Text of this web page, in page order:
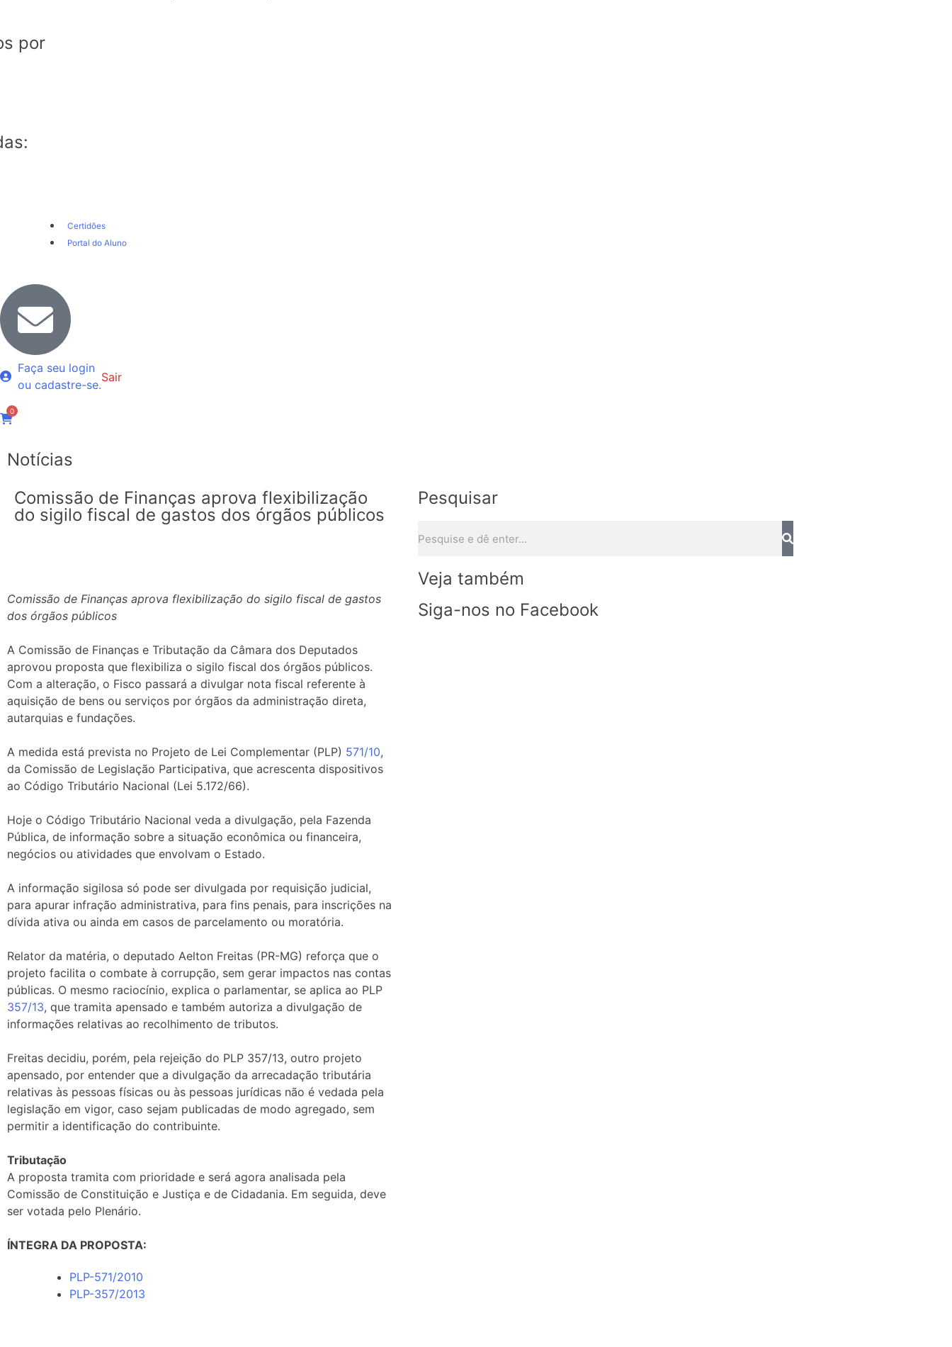
por
Certidões
Portal do Aluno
Faça seu login
ou cadastre-se.
Sair
0
Notícias
Comissão de Finanças aprova flexibilização
do sigilo fiscal de gastos dos órgãos públicos
Comissão de Finanças aprova flexibilização do sigilo fiscal de gastos
dos órgãos públicos
A Comissão de Finanças e Tributação da Câmara dos Deputados
aprovou proposta que flexibiliza o sigilo fiscal dos órgãos públicos.
Com a alteração, o Fisco passará a divulgar nota fiscal referente à
aquisição de bens ou serviços por órgãos da administração direta,
autarquias e fundações.
A medida está prevista no Projeto de Lei Complementar (PLP) 571/10,
da Comissão de Legislação Participativa, que acrescenta dispositivos
ao Código Tributário Nacional (Lei 5.172/66).
Hoje o Código Tributário Nacional veda a divulgação, pela Fazenda
Pública, de informação sobre a situação econômica ou financeira,
negócios ou atividades que envolvam o Estado.
A informação sigilosa só pode ser divulgada por requisição judicial,
para apurar infração administrativa, para fins penais, para inscrições na
dívida ativa ou ainda em casos de parcelamento ou moratória.
Relator da matéria, o deputado Aelton Freitas (PR-MG) reforça que o
projeto facilita o combate à corrupção, sem gerar impactos nas contas
públicas. O mesmo raciocínio, explica o parlamentar, se aplica ao PLP
357/13, que tramita apensado e também autoriza a divulgação de
informações relativas ao recolhimento de tributos.
Freitas decidiu, porém, pela rejeição do PLP 357/13, outro projeto
apensado, por entender que a divulgação da arrecadação tributária
relativas às pessoas físicas ou às pessoas jurídicas não é vedada pela
legislação em vigor, caso sejam publicadas de modo agregado, sem
permitir a identificação do contribuinte.
Tributação
A proposta tramita com prioridade e será agora analisada pela
Comissão de Constituição e Justiça e de Cidadania. Em seguida, deve
ser votada pelo Plenário.
ÍNTEGRA DA PROPOSTA:
PLP-571/2010
PLP-357/2013
Pesquisar
Veja também
Siga-nos no Facebook